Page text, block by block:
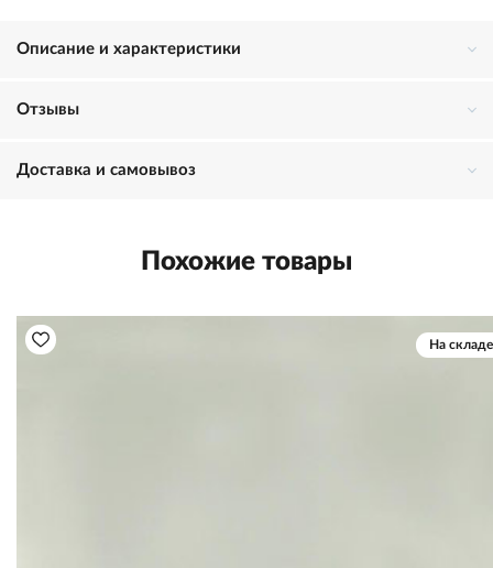
Описание и характеристики
Отзывы
Доставка и самовывоз
Похожие товары
На складе